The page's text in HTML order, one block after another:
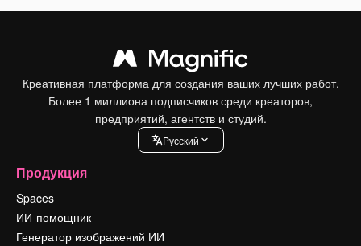
Креативная платформа для создания ваших лучших работ.
Более 1 миллиона подписчиков среди креаторов,
предприятий, агентств и студий.
Pусский
Продукция
Spaces
ИИ-помощник
Генератор изображений ИИ